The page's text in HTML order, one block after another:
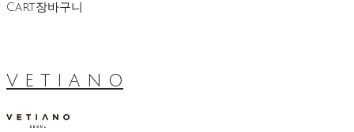
Cart장바구니
V E T I A N O